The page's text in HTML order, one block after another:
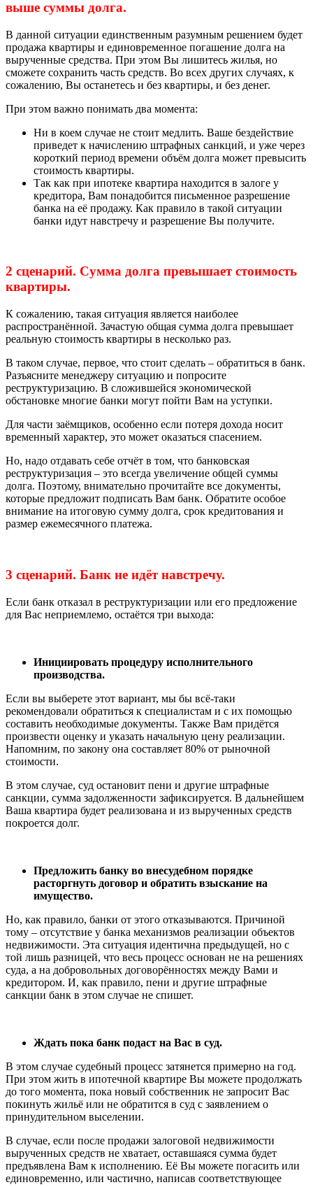
выше суммы долга.
В данной ситуации единственным разумным решением будет
продажа квартиры и единовременное погашение долга на
вырученные средства. При этом Вы лишитесь жилья, но
сможете сохранить часть средств. Во всех других случаях, к
сожалению, Вы останетесь и без квартиры, и без денег.
При этом важно понимать два момента:
Ни в коем случае не стоит медлить. Ваше бездействие
приведет к начислению штрафных санкций, и уже через
короткий период времени объём долга может превысить
стоимость квартиры.
Так как при ипотеке квартира находится в залоге у
кредитора, Вам понадобится письменное разрешение
банка на её продажу. Как правило в такой ситуации
банки идут навстречу и разрешение Вы получите.
2 сценарий. Сумма долга превышает стоимость
квартиры.
К сожалению, такая ситуация является наиболее
распространённой. Зачастую общая сумма долга превышает
реальную стоимость квартиры в несколько раз.
В таком случае, первое, что стоит сделать – обратиться в банк.
Разъясните менеджеру ситуацию и попросите
реструктуризацию. В сложившейся экономической
обстановке многие банки могут пойти Вам на уступки.
Для части заёмщиков, особенно если потеря дохода носит
временный характер, это может оказаться спасением.
Но, надо отдавать себе отчёт в том, что банковская
реструктуризация – это всегда увеличение общей суммы
долга. Поэтому, внимательно прочитайте все документы,
которые предложит подписать Вам банк. Обратите особое
внимание на итоговую сумму долга, срок кредитования и
размер ежемесячного платежа.
3 сценарий. Банк не идёт навстречу.
Если банк отказал в реструктуризации или его предложение
для Вас неприемлемо, остаётся три выхода:
Инициировать процедуру исполнительного
производства.
Если вы выберете этот вариант, мы бы всё-таки
рекомендовали обратиться к специалистам и с их помощью
составить необходимые документы. Также Вам придётся
произвести оценку и указать начальную цену реализации.
Напомним, по закону она составляет 80% от рыночной
стоимости.
В этом случае, суд остановит пени и другие штрафные
санкции, сумма задолженности зафиксируется. В дальнейшем
Ваша квартира будет реализована и из вырученных средств
покроется долг.
Предложить банку во внесудебном порядке
расторгнуть договор и обратить взыскание на
имущество.
Но, как правило, банки от этого отказываются. Причиной
тому – отсутствие у банка механизмов реализации объектов
недвижимости. Эта ситуация идентична предыдущей, но с
той лишь разницей, что весь процесс основан не на решениях
суда, а на добровольных договорённостях между Вами и
кредитором. И, как правило, пени и другие штрафные
санкции банк в этом случае не спишет.
Ждать пока банк подаст на Вас в суд.
В этом случае судебный процесс затянется примерно на год.
При этом жить в ипотечной квартире Вы можете продолжать
до того момента, пока новый собственник не запросит Вас
покинуть жильё или не обратится в суд с заявлением о
принудительном выселении.
В случае, если после продажи залоговой недвижимости
вырученных средств не хватает, оставшаяся сумма будет
предъявлена Вам к исполнению. Её Вы можете погасить или
единовременно, или частично, написав соответствующее